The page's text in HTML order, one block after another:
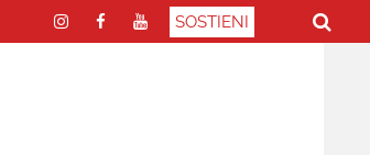
SOSTIENI